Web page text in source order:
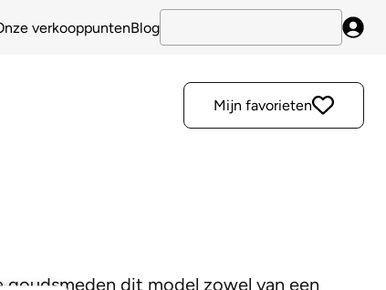
verkooppuntenBlog
Mijn favorieten
dit model zowel van een